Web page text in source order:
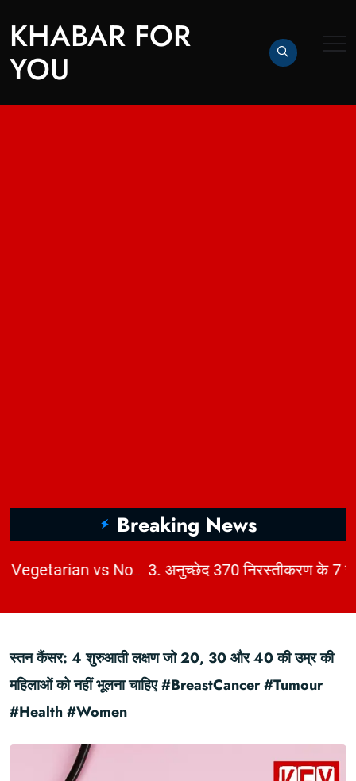
KHABAR FOR
YOU
Breaking News
2. India’s Dietary Map: Top 5 Vegetarian vs Non-Vegetarian States Revealed | KhabarForYou (In Hindi And English)
स्तन कैंसर: 4 शुरुआती लक्षण जो 20, 30 और 40 की उम्र की
महिलाओं को नहीं भूलना चाहिए #BreastCancer #Tumour
#Health #Women